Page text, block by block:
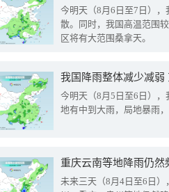
今明天（8月6日至7日）
散。同时，我国高温范围
区将有大范围桑拿天。
我国降雨整体减少减弱
今明天（8月5日至6日）
地有中到大雨，局地暴雨
重庆云南等地降雨仍然
未来三天（8月4日至6日